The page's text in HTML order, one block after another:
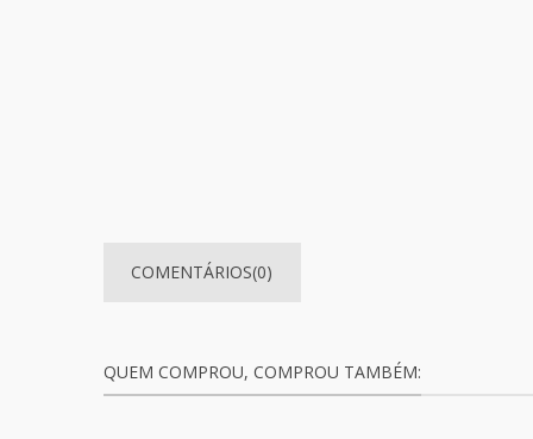
COMENTÁRIOS(0)
QUEM COMPROU, COMPROU TAMBÉM: